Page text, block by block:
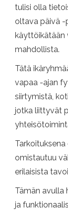
tulisi olla
oltava päivä -
käyttöikätään
mahdollista.
Tätä
vapaa -ajan
siirtymistä,
jotka liittyvät
omistautuu
erilaisista
Tämän avulla
ja